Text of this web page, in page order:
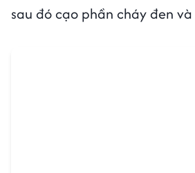
sau đó cạo phần cháy đen